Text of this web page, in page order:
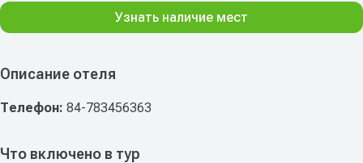
Описание отеля
Телефон: 84-783456363
Что включено в тур
Узнать наличие мест